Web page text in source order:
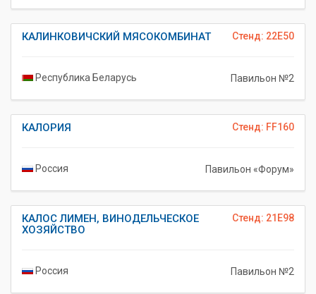
Стенд: 22E50
КАЛИНКОВИЧСКИЙ МЯСОКОМБИНАТ
Республика Беларусь Павильон №2
Стенд: FF160
КАЛОРИЯ
Россия Павильон «Форум»
Стенд: 21E98
КАЛОС ЛИМЕН, ВИНОДЕЛЬЧЕСКОЕ
ХОЗЯЙСТВО
Россия Павильон №2